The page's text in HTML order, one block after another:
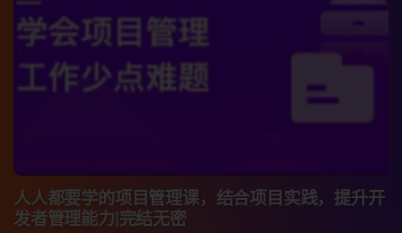
人人都要学的项目管理课，结合项目实践，提升开
发者管理能力|完结无密